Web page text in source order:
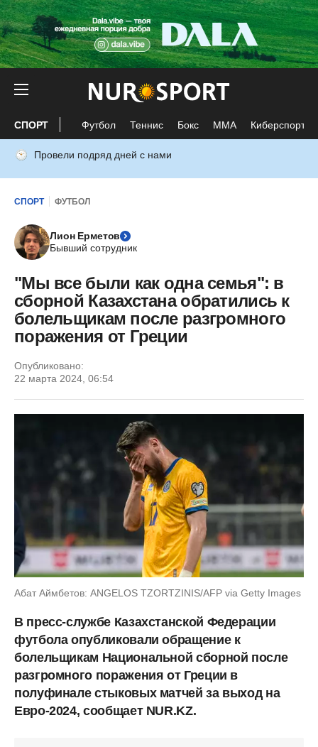
СПОРТ Футбол Теннис Бокс ММА Киберспорт
Провели подряд дней с нами
СПОРТ ФУТБОЛ
Лион Ерметов
Бывший сотрудник
"Мы все были как одна семья": в
сборной Казахстана обратились к
болельщикам после разгромного
поражения от Греции
Опубликовано:
22 марта 2024, 06:54
Абат Аймбетов: ANGELOS TZORTZINIS/AFP via Getty Images
В пресс-службе Казахстанской Федерации
футбола опубликовали обращение к
болельщикам Национальной сборной после
разгромного поражения от Греции в
полуфинале стыковых матчей за выход на
Евро-2024, сообщает NUR.KZ.